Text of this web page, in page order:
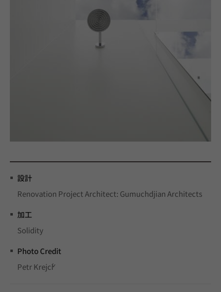
設計
Renovation Project Architect: Gumuchdjian Architects
加工
Solidity
Photo Credit
Petr Krejčí